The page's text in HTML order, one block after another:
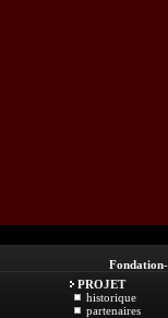
Fondation
PROJET
historique
partenaires